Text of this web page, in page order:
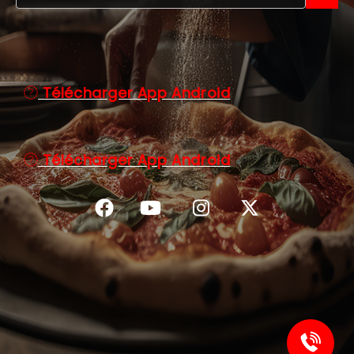
C.G.V
Télécharger App Android
Télécharger App Android